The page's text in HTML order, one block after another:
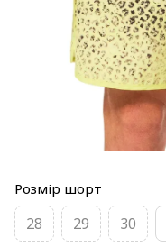
Розмір шорт
28 29 30